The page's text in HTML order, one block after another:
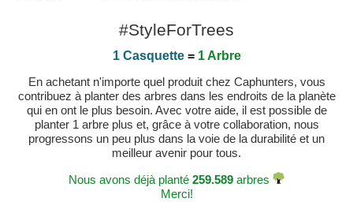
#StyleForTrees
1 Casquette= 1 Arbre
En achetant n'importe quel produit chez Caphunters, vous
contribuez à planter des arbres dans les endroits de la planète
qui en ont le plus besoin. Avec votre aide, il est possible de
planter 1 arbre plus et, grâce à votre collaboration, nous
progressons un peu plus dans la voie de la durabilité et un
meilleur avenir pour tous.
Nous avons déjà planté 259.589 arbres
Merci!